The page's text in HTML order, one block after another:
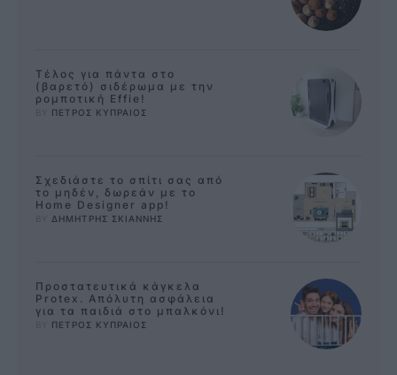
Τέλος για πάντα στο
(βαρετό) σιδέρωμα με την
ρομποτική Effie!
ΠΕΤΡΟΣ ΚΥΠΡΑΙΟΣ
Σχεδιάστε το σπίτι σας από
το μηδέν, δωρεάν με το
Home Designer app!
ΔΗΜΗΤΡΗΣ ΣΚΙΑΝΝΗΣ
Προστατευτικά κάγκελα
Protex. Απόλυτη ασφάλεια
για τα παιδιά στο μπαλκόνι!
ΠΕΤΡΟΣ ΚΥΠΡΑΙΟΣ